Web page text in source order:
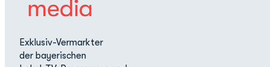
Exklusiv-Vermarkter
der bayerischen